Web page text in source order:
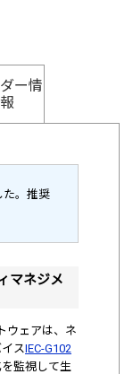
ー情
報
た。推奨
マネジメ
ウェアは、ネ
スIEC-G102
監視して生